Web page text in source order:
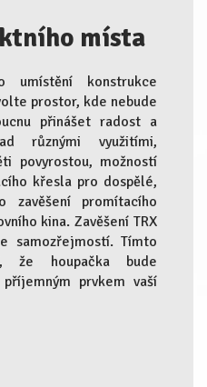
místa
konstrukce
prostor, kde nebude
přinášet radost a
různými využitími,
povyrostou, možností
křesla pro dospělé,
zavěšení promítacího
kina. Zavěšení TRX
samozřejmostí. Tímto
že houpačka bude
prvkem vaší